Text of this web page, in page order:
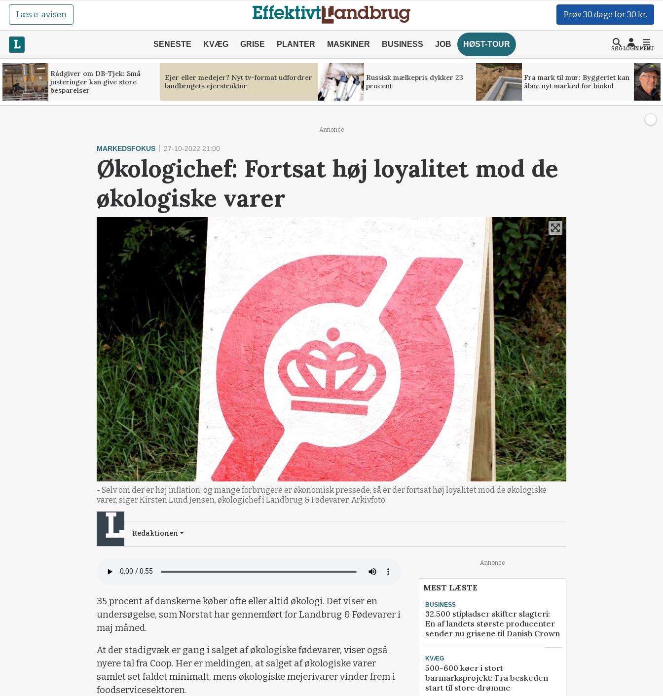
Læs e-avisen Prøv 30 dage for 30 kr.
SENESTE KVÆG GRISE PLANTER MASKINER BUSINESS JOB HØST-TOUR
SØGLOGINMENU
Rådgiver om DB-Tjek: Små
justeringer kan give store
besparelser
Ejer eller medejer? Nyt tv-format udfordrer
landbrugets ejerstruktur
Russisk mælkepris dykker 23
procent
Fra mark til mur: Byggeriet kan
åbne nyt marked for biokul
Annonce
MARKEDSFOKUS 27-10-2022 21:00
Økologichef: Fortsat høj loyalitet mod de
økologiske varer
- Selv om der er høj inflation, og mange forbrugere er økonomisk pressede, så er der fortsat høj loyalitet mod de økologiske
varer, siger Kirsten Lund Jensen, økologichef i Landbrug & Fødevarer. Arkivfoto
Redaktionen
35 procent af danskerne køber ofte eller altid økologi. Det viser en
undersøgelse, som Norstat har gennemført for Landbrug & Fødevarer i
maj måned.
At der stadigvæk er gang i salget af økologiske fødevarer, viser også
nyere tal fra Coop. Her er meldingen, at salget af økologiske varer
samlet set faldet minimalt, mens økologiske mejerivarer vinder frem i
foodservicesektoren.
Annonce
MEST LÆSTE
BUSINESS
32.500 stipladser skifter slagteri:
En af landets største producenter
sender nu grisene til Danish Crown
KVÆG
500-600 køer i stort
barmarksprojekt: Fra beskeden
start til store drømme